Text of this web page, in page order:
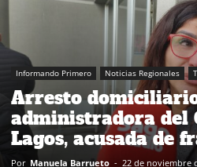
Informando Primero Noticias Regionales
Arresto
administradora del
Lagos, acusada de
Por Manuela Barrueto - 22 de noviembre